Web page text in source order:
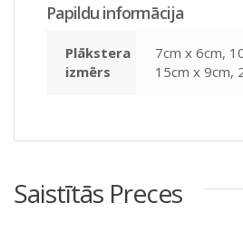
Papildu informācija
Plākstera
izmērs
7cm x 6cm,
15cm x 9cm,
Saistītās Preces